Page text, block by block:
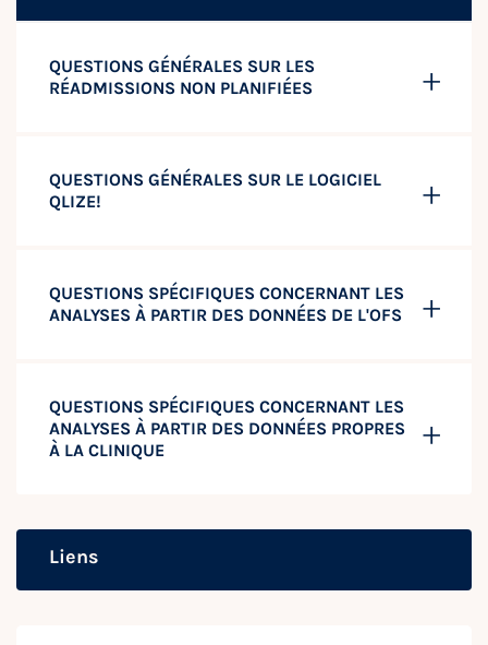
QUESTIONS GÉNÉRALES SUR LES
RÉADMISSIONS NON PLANIFIÉES
QUESTIONS GÉNÉRALES SUR LE LOGICIEL
QLIZE!
QUESTIONS SPÉCIFIQUES CONCERNANT LES
ANALYSES À PARTIR DES DONNÉES DE L'OFS
QUESTIONS SPÉCIFIQUES CONCERNANT LES
ANALYSES À PARTIR DES DONNÉES PROPRES
À LA CLINIQUE
Liens